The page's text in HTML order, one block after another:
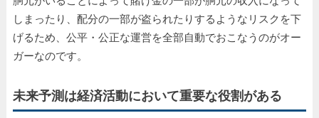
しまったり、配分の一部が盗られたりするようなリスクを下
げるため、公平・公正な運営を全部自動でおこなうのがオー
ガーなのです。
未来予測は経済活動において重要な役割がある